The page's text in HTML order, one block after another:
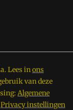
Lees inons
van deze
Algemene
Privacy instellingen